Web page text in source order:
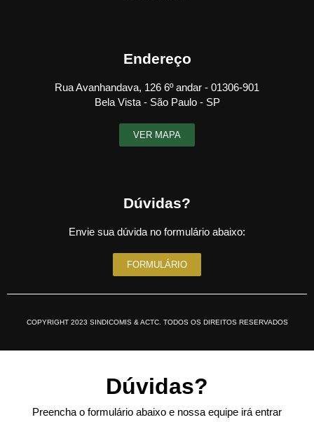
Endereço
Rua Avanhandava, 126 6º andar - 01306-901
Bela Vista - São Paulo - SP
VER MAPA
Dúvidas?
Envie sua dúvida no formulário abaixo:
FORMULÁRIO
COPYRIGHT 2023 SINDICOMIS & ACTC. TODOS OS DIREITOS RESERVADOS
Dúvidas?
Preencha o formulário abaixo e nossa equipe irá entrar